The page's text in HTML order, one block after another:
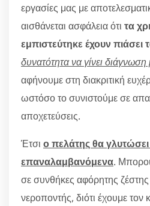
εργασίες μας με
αισθάνεται ασφάλεια ότι τα
εμπιστεύτηκε έχουν πιάσει
δυνατότητα να γίνει
αφήνουμε στη διακριτική
ωστόσο το συνιστούμε σε
αποχετεύσεις.
Έτσι ο πελάτης θα
επαναλαμβανόμενα.
σε συνθήκες αφόρητης ζέστης
νεροποντής, διότι έχουμε τον